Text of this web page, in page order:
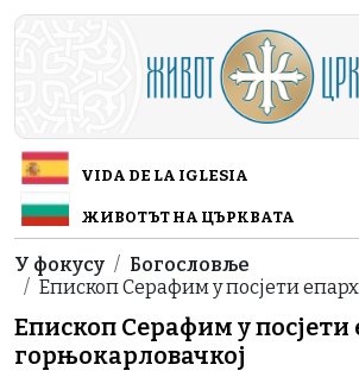
Skip to main content
VIDA DE LA IGLESIA
ЖИВОТЪТ НА ЦЪРКВАТА
Breadcrumb
У фокусу
Богословље
Епископ Серафим у посјети
Епископ Серафим у посјети
горњокарловачкој